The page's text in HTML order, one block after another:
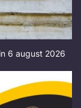
6 august 2026